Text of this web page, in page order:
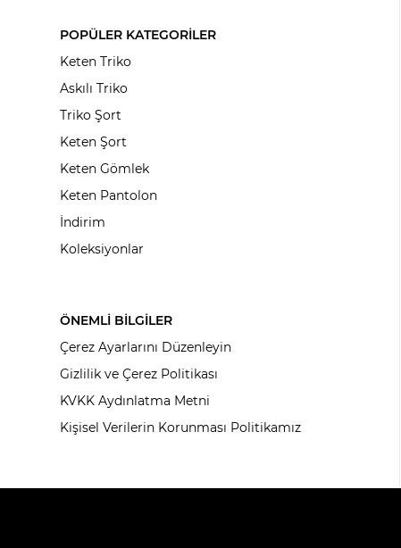
POPÜLER KATEGORİLER
Keten Triko
Askılı Triko
Triko Şort
Keten Şort
Keten Gömlek
Keten Pantolon
İndirim
Koleksiyonlar
ÖNEMLİ BİLGİLER
Çerez Ayarlarını Düzenleyin
Gizlilik ve Çerez Politikası
KVKK Aydınlatma Metni
Kişisel Verilerin Korunması Politikamız